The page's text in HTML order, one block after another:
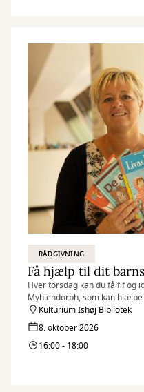
RÅDGIVNING
Få hjælp til dit
Hver torsdag kan du få fif og
Myhlendorph, som kan
helt rigtige sværhedsgrad til dit
Kulturium Ishøj Bibliotek
8. oktober 2026
16:00 - 18:00